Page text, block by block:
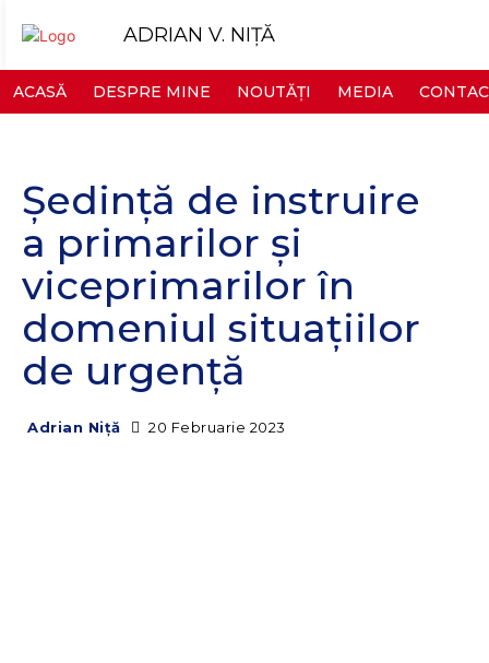
ADRIAN V. NIȚĂ
ACASĂ DESPRE MINE NOUTĂȚI MEDIA
Ședință de instruire
a primarilor și
viceprimarilor în
domeniul situațiilor
de urgență
Adrian Niță 20 Februarie 2023